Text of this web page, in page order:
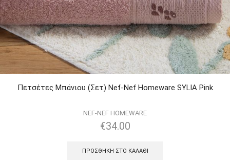
Πετσέτες Μπάνιου (Σετ) Nef-Nef Homeware SYLIA Pink
NEF-NEF HOMEWARE
€34.00
ΠΡΟΣΘΉΚΗ ΣΤΟ ΚΑΛΆΘΙ